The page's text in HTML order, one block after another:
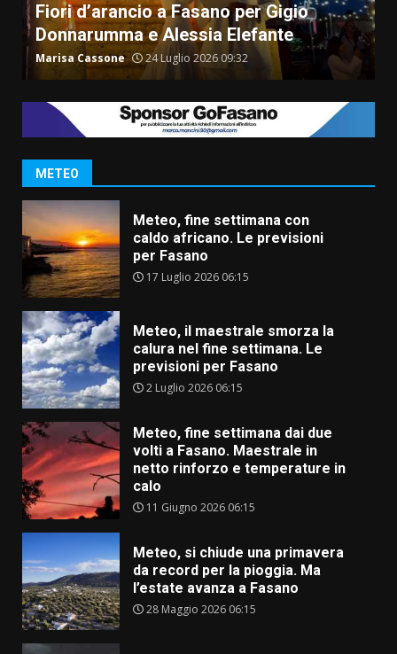
Fiori d’arancio a Fasano per Gigio
Donnarumma e Alessia Elefante
Marisa Cassone 24 Luglio 2026 09:32
METEO
Meteo, fine settimana con
caldo africano. Le previsioni
per Fasano
17 Luglio 2026 06:15
Meteo, il maestrale smorza la
calura nel fine settimana. Le
previsioni per Fasano
2 Luglio 2026 06:15
Meteo, fine settimana dai due
volti a Fasano. Maestrale in
netto rinforzo e temperature in
calo
11 Giugno 2026 06:15
Meteo, si chiude una primavera
da record per la pioggia. Ma
l’estate avanza a Fasano
28 Maggio 2026 06:15